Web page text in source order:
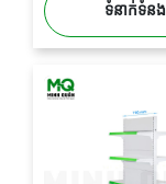
ទំនាក់ទំនង